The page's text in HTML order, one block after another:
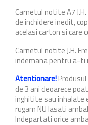
Carnetul notite A7
de inchidere inedit,
acelasi carton si care
Carnetul notite J.H.
indemana pentru a-ti
Atentionare!
de 3 ani deoarece
inghitite sau inhalate
rugam NU lasati
Indepartati orice